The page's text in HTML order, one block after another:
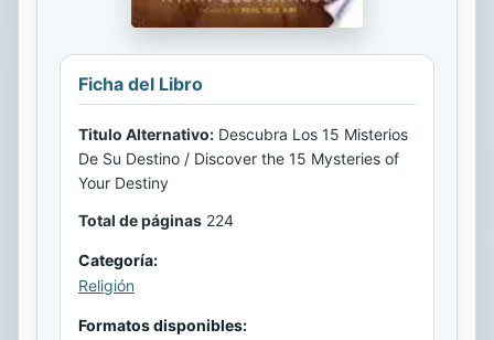
Ficha del Libro
Titulo Alternativo: Descubra Los 15 Misterios
De Su Destino / Discover the 15 Mysteries of
Your Destiny
Total de páginas 224
Categoría:
Religión
Formatos disponibles: